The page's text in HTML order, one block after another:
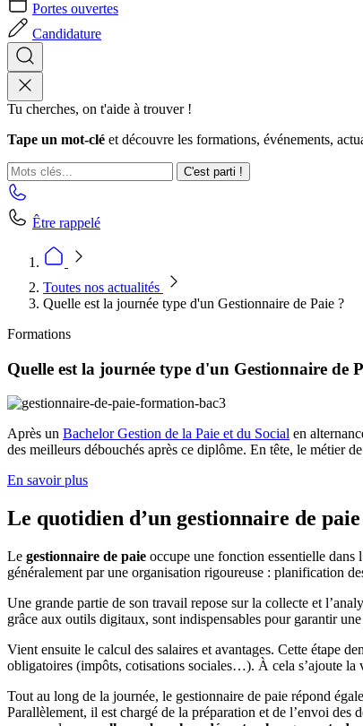
Portes ouvertes
Candidature
Tu cherches, on t'aide à trouver !
Tape un mot-clé et découvre les formations, événements,
C'est parti !
Être rappelé
Toutes nos actualités
Quelle est la journée type d'un Gestionnaire de Paie ?
Formations
Quelle est la journée type d'un Gestionnaire de
Après un Bachelor Gestion de la Paie et du Social en
des meilleurs débouchés après ce diplôme. En tête, le métier
En savoir plus
Le quotidien d’un gestionnaire de paie
Le gestionnaire de paie occupe une fonction essentielle dans
généralement par une organisation rigoureuse : planification
Une grande partie de son travail repose sur la collecte et
grâce aux outils digitaux, sont indispensables pour garantir
Vient ensuite le calcul des salaires et avantages. Cette étape
obligatoires (impôts, cotisations sociales…). À cela s’ajoute
Tout au long de la journée, le gestionnaire de paie répond
Parallèlement, il est chargé de la préparation et de l’envoi